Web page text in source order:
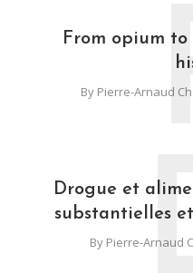
From opium
By Pierre-Arnaud
Drogue et
substantielles
By Pierre-Arnaud